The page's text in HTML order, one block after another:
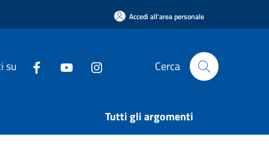
Accedi all'area personale
su Cerca
Tutti gli argomenti